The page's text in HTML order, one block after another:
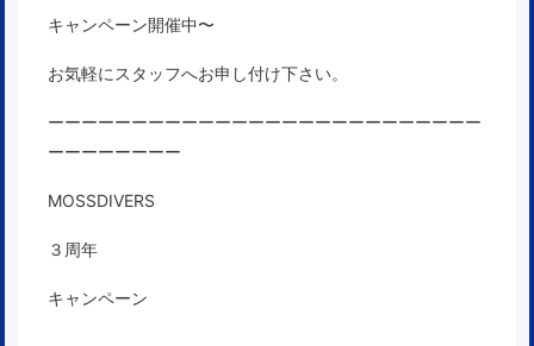
キャンペーン開催中〜
お気軽にスタッフへお申し付け下さい。
ーーーーーーーーーーーーーーーーーーーーーーーーーー
ーーーーーーーー
MOSSDIVERS
３周年
キャンペーン